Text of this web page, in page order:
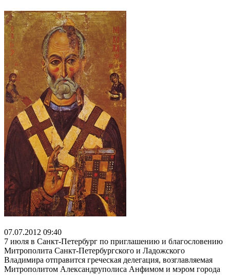
07.07.2012 09:40
7 июля в Санкт-Петербург по приглашению и благословению
Митрополита Санкт-Петербургского и Ладожского
Владимира отправится греческая делегация, возглавляемая
Митрополитом Александруполиса Анфимом и мэром города